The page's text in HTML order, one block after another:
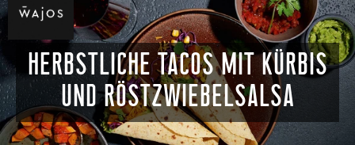
HERBSTLICHE TACOS MIT KÜRBIS
UND RÖSTZWIEBELSALSA